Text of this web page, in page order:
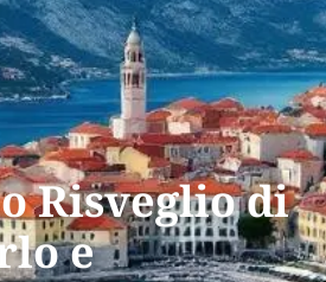
Risveglio di
e